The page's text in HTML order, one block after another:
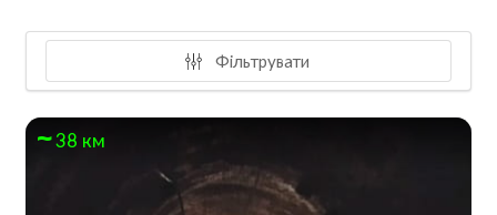
Фільтрувати
38 км